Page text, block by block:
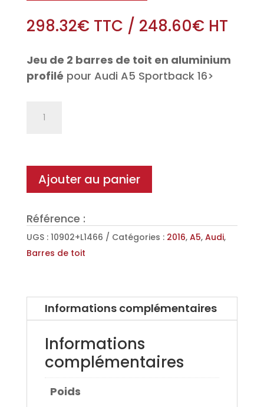
298.32€TTC / 248.60€HT
Jeu de 2 barres de toit en aluminium
profilé pour Audi A5 Sportback 16>
barres
toit
Aéro
en
Audi
Ajouter au panier
Référence :
UGS : 10902+L1466 Catégories : 2016, A5, Audi,
Barres de toit
Informations complémentaires
Informations
complémentaires
Poids